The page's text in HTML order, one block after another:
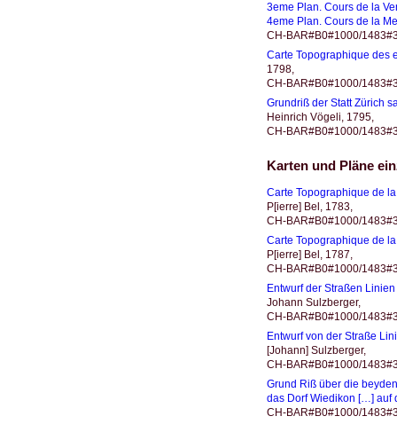
3eme Plan. Cours de la
4eme Plan. Cours de la
CH-BAR#B0#1000/
Carte Topographique des
1798,
CH-BAR#B0#1000/
Grundriß der Statt Zürich
Heinrich Vögeli, 1795,
CH-BAR#B0#1000/
Karten und Pläne
Carte Topographique de
P[ierre] Bel, 1783,
CH-BAR#B0#1000/
Carte Topographique de
P[ierre] Bel, 1787,
CH-BAR#B0#1000/
Entwurf der Straßen
Johann Sulzberger,
CH-BAR#B0#1000/
Entwurf von der Straße
[Johann] Sulzberger,
CH-BAR#B0#1000/
Grund Riß über die
das Dorf Wiedikon […] auf
CH-BAR#B0#1000/